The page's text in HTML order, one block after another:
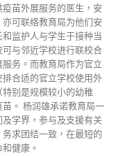
苗外展服务的医生，安
可联络教育局为他们安
监护人与学生于接种当
与邻近学校进行联校合
务。而教育局作为官立
合适的官立学校使用外
别是规模较小的幼稚
。 杨润雄承诺教育局一
学界，参与及支援有关
求团结一致，在最短的
健康。